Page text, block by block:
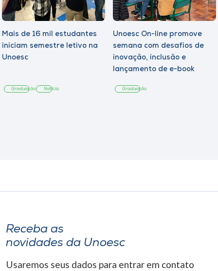
Mais de 16 mil estudantes
iniciam semestre letivo na
Unoesc
Graduação Notícia
Unoesc On-line promove
semana com desafios de
inovação, inclusão e
lançamento de e-book
Graduação
Receba as
novidades da Unoesc
Usaremos seus dados para entrar em contato